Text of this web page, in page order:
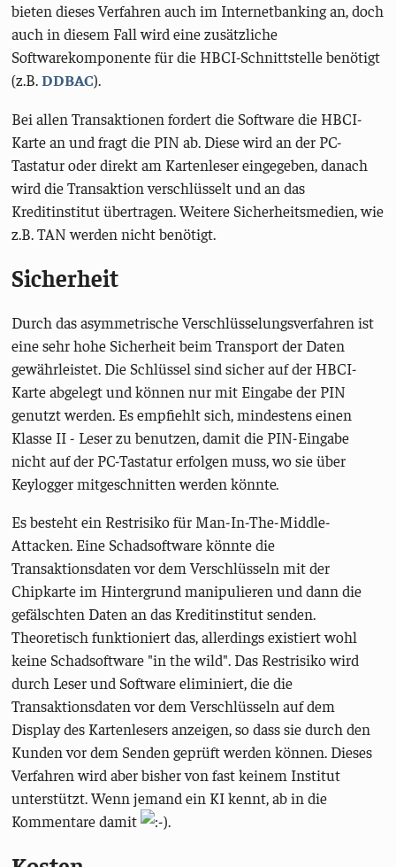
bieten dieses Verfahren auch im Internetbanking an, doch
auch in diesem Fall wird eine zusätzliche
Softwarekomponente für die HBCI-Schnittstelle benötigt
(z.B.DDBAC).
Bei allen Transaktionen fordert die Software die HBCI-
Karte an und fragt die PIN ab. Diese wird an der PC-
Tastatur oder direkt am Kartenleser eingegeben, danach
wird die Transaktion verschlüsselt und an das
Kreditinstitut übertragen. Weitere Sicherheitsmedien, wie
z.B. TAN werden nicht benötigt.
Sicherheit
Durch das asymmetrische Verschlüsselungsverfahren ist
eine sehr hohe Sicherheit beim Transport der Daten
gewährleistet. Die Schlüssel sind sicher auf der HBCI-
Karte abgelegt und können nur mit Eingabe der PIN
genutzt werden. Es empfiehlt sich, mindestens einen
Klasse II - Leser zu benutzen, damit die PIN-Eingabe
nicht auf der PC-Tastatur erfolgen muss, wo sie über
Keylogger mitgeschnitten werden könnte.
Es besteht ein Restrisiko für Man-In-The-Middle-
Attacken. Eine Schadsoftware könnte die
Transaktionsdaten vor dem Verschlüsseln mit der
Chipkarte im Hintergrund manipulieren und dann die
gefälschten Daten an das Kreditinstitut senden.
Theoretisch funktioniert das, allerdings existiert wohl
keine Schadsoftware "in the wild". Das Restrisiko wird
durch Leser und Software eliminiert, die die
Transaktionsdaten vor dem Verschlüsseln auf dem
Display des Kartenlesers anzeigen, so dass sie durch den
Kunden vor dem Senden geprüft werden können. Dieses
Verfahren wird aber bisher von fast keinem Institut
unterstützt. Wenn jemand ein KI kennt, ab in die
Kommentare damit
.